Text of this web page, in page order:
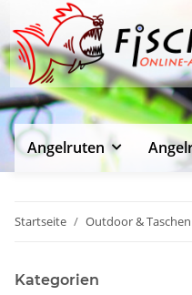
Angelruten
Startseite Outdoor & Taschen
Kategorien